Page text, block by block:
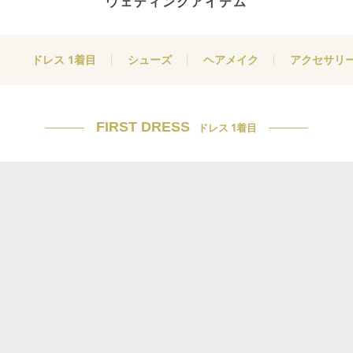
ドレス 1着目 シューズ ヘアメイク アクセサリ
FIRST DRESS ドレス 1着目